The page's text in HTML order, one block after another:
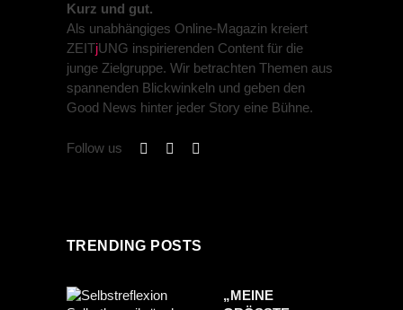
Kurz und gut.
Als unabhängiges Online-Magazin kreiert
ZEITjUNG inspirierenden Content für die
junge Zielgruppe. Wir betrachten Themen aus
spannenden Blickwinkeln und geben den
Good News hinter jeder Story eine Bühne.
Follow us
TRENDING POSTS
„MEINE